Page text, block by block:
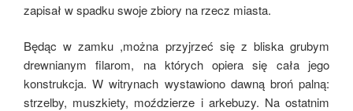
zapisał w spadku swoje zbiory na rzecz miasta.
Będąc w zamku ,można przyjrzeć się z bliska grubym
drewnianym filarom, na których opiera się cała jego
konstrukcja. W witrynach wystawiono dawną broń palną:
strzelby, muszkiety, moździerze i arkebuzy. Na ostatnim